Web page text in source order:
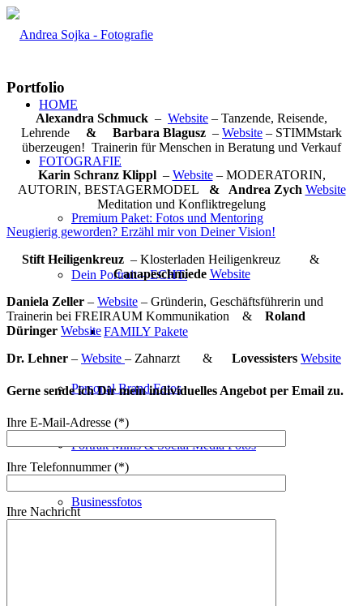
HOME
FOTOGRAFIE
Premium Paket: Fotos und Mentoring
Dein Portrait – ECHT.
FAMILY Pakete
Personal Brand Fotos
Portrait Minis & Social Media Fotos
Businessfotos
Portfolio
Alexandra Schmuck – Website – Tanzende, Reisende,
Lehrende
& Barbara Blagusz – Website – STIMMstark
überzeugen! Trainerin für Menschen in Beratung und Verkauf
Karin Schranz Klippl– Website– MODERATORIN,
AUTORIN, BESTAGERMODEL & Andrea Zych Website
Meditation und Konfliktregelung
Neugierig geworden? Erzähl mir von Deiner Vision!
Stift Heiligenkreuz– Klosterladen Heiligenkreuz &
Canapeschmiede Website
Daniela Zeller – Website – Gründerin, Geschäftsführerin und
Trainerin bei FREIRAUM Kommunikation & Roland
Düringer Website
Dr. Lehner – Website – Zahnarzt & Lovessisters Website
Gerne sende ich Dir mein individuelles Angebot per Email zu.
Ihre E-Mail-Adresse (*)
Ihre Telefonnummer (*)
Ihre Nachricht